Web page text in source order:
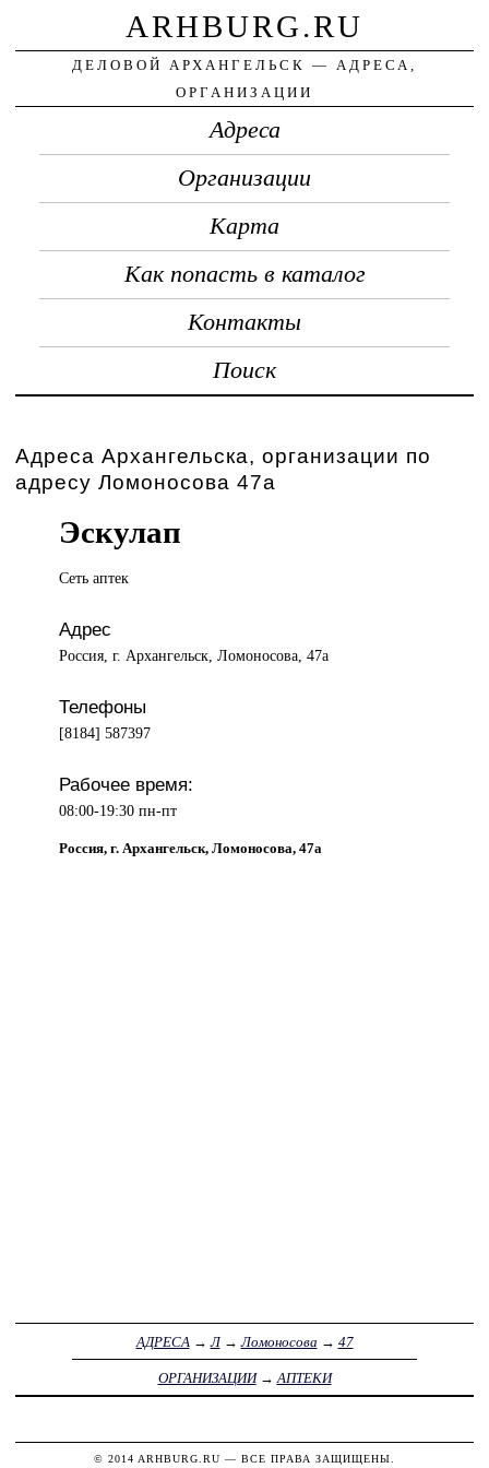
ARHBURG.RU
ДЕЛОВОЙ АРХАНГЕЛЬСК — АДРЕСА,
ОРГАНИЗАЦИИ
Адреса
Организации
Карта
Как попасть в каталог
Контакты
Поиск
Адреса Архангельска, организации по
адресу Ломоносова 47а
Эскулап
Сеть аптек
Адрес
Россия, г. Архангельск, Ломоносова, 47а
Телефоны
[8184] 587397
Рабочее время:
08:00-19:30 пн-пт
Россия, г. Архангельск, Ломоносова, 47а
АДРЕСА →Л→Ломоносова → 47
ОРГАНИЗАЦИИ→ АПТЕКИ
© 2014 ARHBURG.RU — ВСЕ ПРАВА ЗАЩИЩЕНЫ.